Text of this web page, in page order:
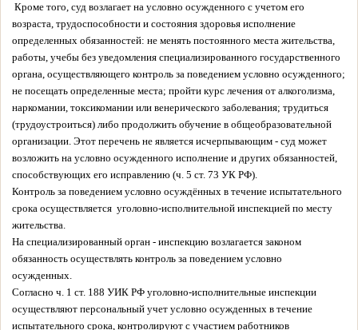
Кроме того, суд возлагает на условно осужденного с учетом его
возраста, трудоспособности и состояния здоровья исполнение
определенных обязанностей: не менять постоянного места жительства,
работы, учебы без уведомления специализированного государственного
органа, осуществляющего контроль за поведением условно осужденного;
не посещать определенные места; пройти курс лечения от алкоголизма,
наркомании, токсикомании или венерического заболевания; трудиться
(трудоустроиться) либо продолжить обучение в общеобразовательной
организации. Этот перечень не является исчерпывающим - суд может
возложить на условно осужденного исполнение и других обязанностей,
способствующих его исправлению (ч. 5 ст. 73 УК РФ).
Контроль за поведением условно осуждённых в течение испытательного
срока осуществляется уголовно-исполнительной инспекцией по месту
жительства.
На специализированный орган - инспекцию возлагается законом
обязанность осуществлять контроль за поведением условно
осужденных.
Согласно ч. 1 ст. 188 УИК РФ уголовно-исполнительные инспекции
осуществляют персональный учет условно осужденных в течение
испытательного срока, контролируют с участием работников